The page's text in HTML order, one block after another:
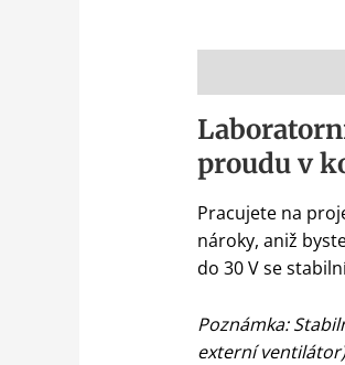
proudu v
Pracujete na
nároky, aniž
do 30 V se
Poznámka:
externí